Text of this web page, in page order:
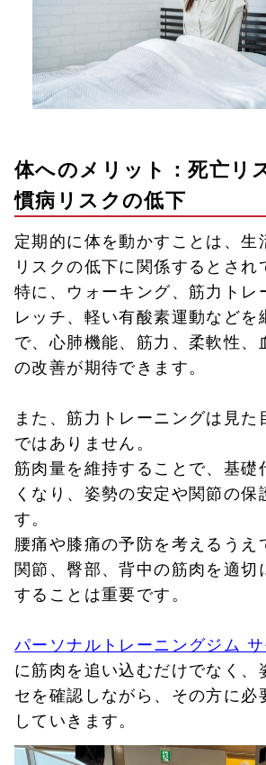
体へのメリット：死亡リ
慣病リスクの低下
定期的に体を動かすことは、生
リスクの低下に関係するとされ
特に、ウォーキング、筋力トレ
レッチ、軽い有酸素運動などを
で、心肺機能、筋力、柔軟性、
の改善が期待できます。
また、筋力トレーニングは見た
ではありません。
筋肉量を維持することで、基礎
くなり、姿勢の安定や関節の保
す。
腰痛や膝痛の予防を考えるうえ
関節、臀部、背中の筋肉を適切
することは重要です。
パーソナルトレーニングジム
に筋肉を追い込むだけでなく、
セを確認しながら、その方に必
していきます。